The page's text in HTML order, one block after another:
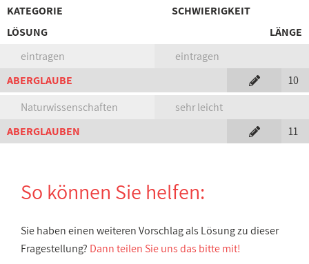
KATEGORIE
SCHWIERIGKEIT
LÖSUNG
LÄNGE
eintragen
eintragen
ABERGLAUBE
10
Naturwissenschaften
sehr leicht
ABERGLAUBEN
11
So können Sie helfen:
Sie haben einen weiteren Vorschlag als Lösung zu dieser
Fragestellung? Dann teilen Sie uns das bitte mit!